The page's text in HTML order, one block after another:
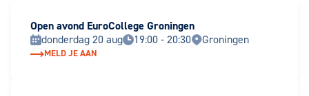
Open avond EuroCollege Groningen
Groningen
donderdag 20 aug 19:00 - 20:30
MELD JE AAN